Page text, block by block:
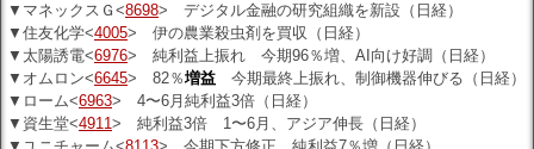
▼マネックスＧ<8698> デジタル金融の研究組織を新設（日経）
▼住友化学<4005> 伊の農業殺虫剤を買収（日経）
▼太陽誘電<6976> 純利益上振れ 今期96％増、AI向け好調（日経）
▼オムロン<6645> 82％増益 今期最終上振れ、制御機器伸びる（日経）
▼ローム<6963> 4〜6月純利益3倍（日経）
▼資生堂<4911> 純利益3倍 1〜6月、アジア伸長（日経）